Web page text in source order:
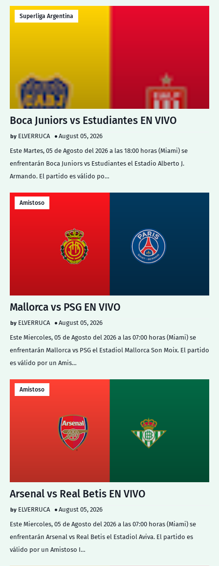
Superliga Argentina
Boca Juniors vs Estudiantes EN VIVO
ELVERRUCA
August 05, 2026
Este Martes, 05 de Agosto del 2026 a las 18:00 horas (Miami) se
enfrentarán Boca Juniors vs Estudiantes el Estadio Alberto J.
Armando. El partido es válido po…
Amistoso
Mallorca vs PSG EN VIVO
ELVERRUCA
August 05, 2026
Este Miercoles, 05 de Agosto del 2026 a las 07:00 horas (Miami) se
enfrentarán Mallorca vs PSG el Estadiol Mallorca Son Moix. El partido
es válido por un Amis…
Amistoso
Arsenal vs Real Betis EN VIVO
ELVERRUCA
August 05, 2026
Este Miercoles, 05 de Agosto del 2026 a las 07:00 horas (Miami) se
enfrentarán Arsenal vs Real Betis el Estadiol Aviva. El partido es
válido por un Amistoso I…